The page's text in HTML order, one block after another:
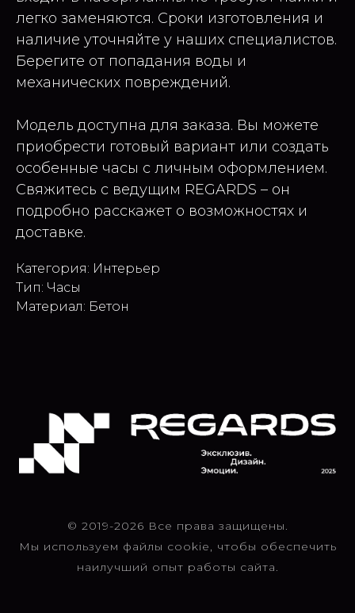
легко заменяются. Сроки изготовления и
наличие уточняйте у наших специалистов.
Берегите от попадания воды и
механических повреждений.
Модель доступна для заказа. Вы можете
приобрести готовый вариант или создать
особенные часы с личным оформлением.
Свяжитесь с ведущим REGARDS – он
подробно расскажет о возможностях и
доставке.
Категория: Интерьер
Тип: Часы
Материал: Бетон
© 2019-2026 Все права защищены.
Мы используем файлы cookie, чтобы обеспечить
наилучший опыт работы сайта.